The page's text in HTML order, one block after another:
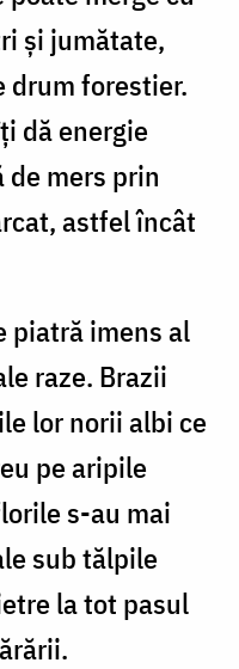
și jumătate,
drum forestier.
dă energie
de mers prin
astfel încât
piatră imens al
raze. Brazii
lor norii albi ce
pe aripile
s-au mai
sub tălpile
la tot pasul